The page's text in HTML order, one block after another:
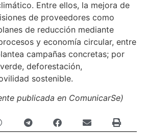
Entre ellos, la mejora de
de proveedores como
de reducción mediante
y economía circular, entre
campañas concretas; por
deforestación,
sostenible.
publicada en ComunicarSe)